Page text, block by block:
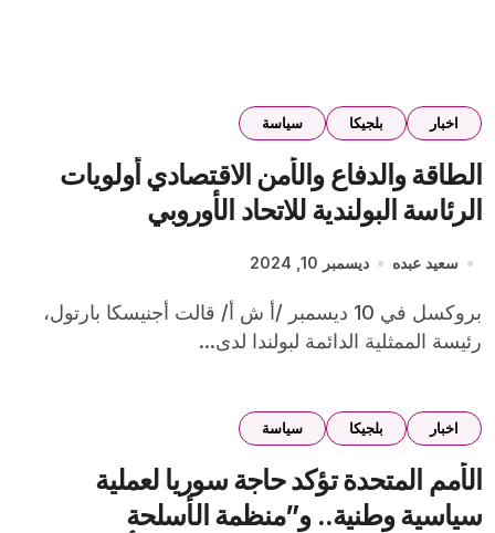
اخبار بلجيكا سياسة
الطاقة والدفاع والأمن الاقتصادي أولويات
الرئاسة البولندية للاتحاد الأوروبي
سعيد عبده ديسمبر 10, 2024
بروكسل في 10 ديسمبر /أ ش أ/ قالت أجنيسكا بارتول،
رئيسة الممثلية الدائمة لبولندا لدى...
اخبار بلجيكا سياسة
الأمم المتحدة تؤكد حاجة سوريا لعملية
سياسية وطنية.. و”منظمة الأسلحة